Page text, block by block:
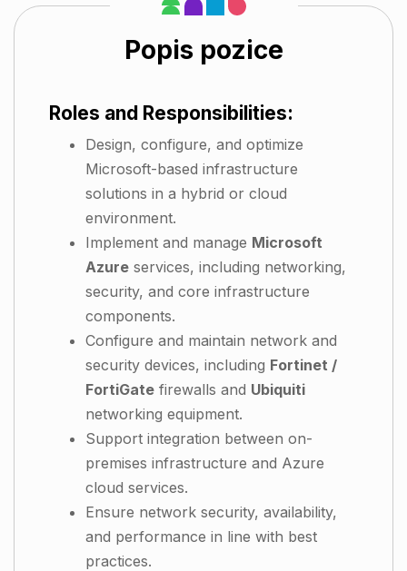
Popis pozice
Roles and Responsibilities:
Design, configure, and optimize
Microsoft-based infrastructure
solutions in a hybrid or cloud
environment.
Implement and manage Microsoft
Azureservices, including networking,
security, and core infrastructure
components.
Configure and maintain network and
security devices, including Fortinet /
FortiGatefirewalls and Ubiquiti
networking equipment.
Support integration between on-
premises infrastructure and Azure
cloud services.
Ensure network security, availability,
and performance in line with best
practices.